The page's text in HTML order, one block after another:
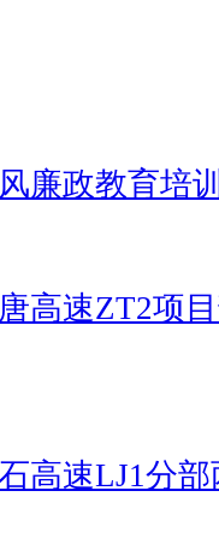
廉政教育培
高速ZT2项
高速LJ1分